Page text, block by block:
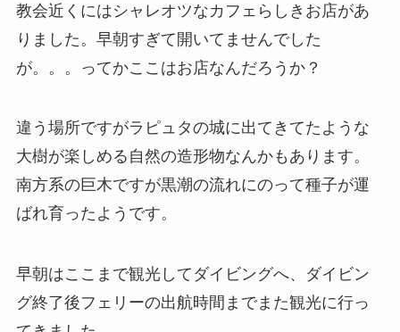
教会近くにはシャレオツなカフェらしきお店があ
りました。早朝すぎて開いてませんでした
が。。。ってかここはお店なんだろうか？
違う場所ですがラピュタの城に出てきてたような
大樹が楽しめる自然の造形物なんかもあります。
南方系の巨木ですが黒潮の流れにのって種子が運
ばれ育ったようです。
早朝はここまで観光してダイビングへ、ダイビン
グ終了後フェリーの出航時間までまた観光に行っ